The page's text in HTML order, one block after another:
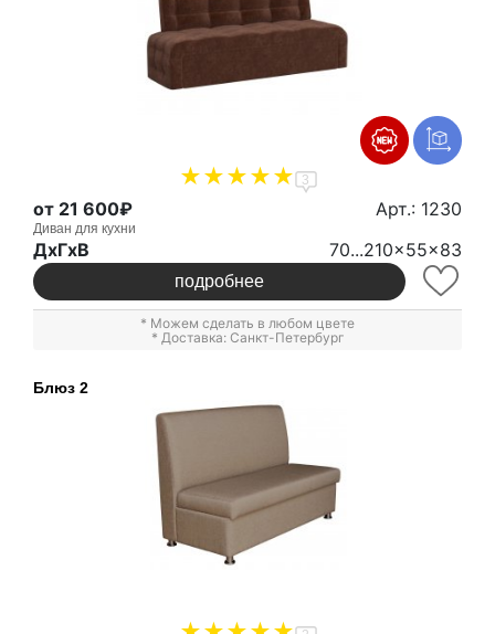
3
от 21 600₽ Арт.: 1230
Диван для кухни
ДxГxВ 70...210x55x83
подробнее
* Можем сделать в любом цвете
* Доставка: Санкт-Петербург
Блюз 2